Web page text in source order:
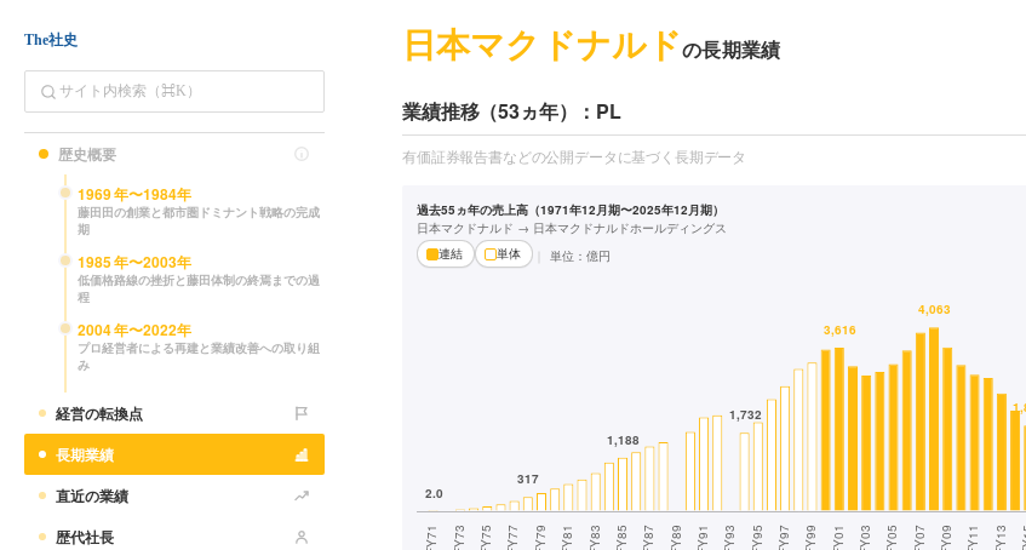
The社史
歴史概要
1969年〜1984年
藤田田の創業と都市圏ドミナント戦略の完成
期
1985年〜2003年
低価格路線の挫折と藤田体制の終焉までの過
程
2004年〜2022年
プロ経営者による再建と業績改善への取り組
み
経営の転換点
長期業績
直近の業績
歴代社長
日本マクドナルドの長期業績
業績推移（53ヵ年）：PL
有価証券報告書などの公開データに基づく長期データ
過去55ヵ年の売上高（1971年12月期〜2025年12月期）
日本マクドナルド → 日本マクドナルドホールディングス
連結
単体 単位： 億円